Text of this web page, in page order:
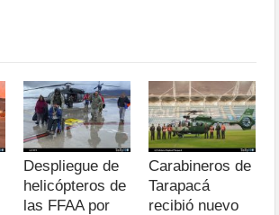
Despliegue de
helicópteros de
las FFAA por
Carabineros de
Tarapacá
recibió nuevo